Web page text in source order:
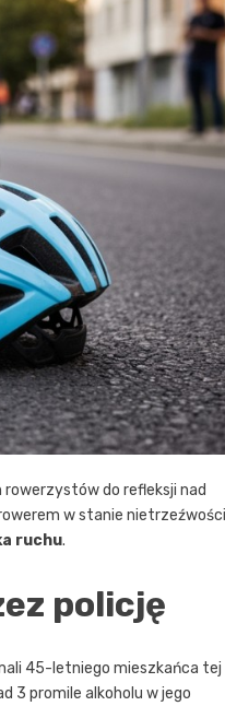
rowerzystów do refleksji nad
w stanie
ruchu.
policję
45-letniego mieszkańca tej
3 promile alkoholu w jego